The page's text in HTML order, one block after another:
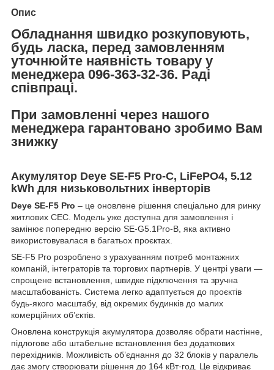
Опис
Обладнання швидко розкуповують,
будь ласка, перед замовленням
уточнюйте наявність товару у
менеджера 096-363-32-36. Раді
співпраці.
При замовленні через нашого
менеджера гарантовано зробимо Вам
знижку
Акумулятор Deye SE-F5 Pro-C, LiFePO4, 5.12
kWh для низьковольтних інверторів
Deye SE-F5 Pro – це оновлене рішення спеціально для ринку
житлових СЕС. Модель уже доступна для замовлення і
замінює попередню версію SE-G5.1Pro-B, яка активно
використовувалася в багатьох проєктах.
SE-F5 Pro розроблено з урахуванням потреб монтажних
компаній, інтеграторів та торгових партнерів. У центрі уваги —
спрощене встановлення, швидке підключення та зручна
масштабованість. Система легко адаптується до проєктів
будь-якого масштабу, від окремих будинків до малих
комерційних об’єктів.
Оновлена конструкція акумулятора дозволяє обрати настінне,
підлогове або штабельне встановлення без додаткових
перехідників. Можливість об’єднання до 32 блоків у паралель
дає змогу створювати рішення до 164 кВт·год. Це відкриває